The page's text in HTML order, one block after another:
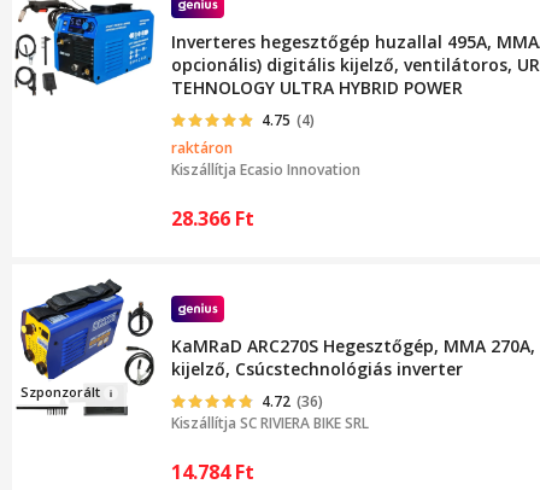
Inverteres hegesztőgép huzallal 495A,
opcionális) digitális kijelző, ventilátoros,
TEHNOLOGY ULTRA HYBRID POWER
4.75 (4)
raktáron
Kiszállítja Ecasio Innovation
28.366 Ft
Szponzorált
KaMRaD ARC270S Hegesztőgép, MMA
kijelző, Csúcstechnológiás inverter
4.72 (36)
Kiszállítja SC RIVIERA BIKE SRL
14.784Ft